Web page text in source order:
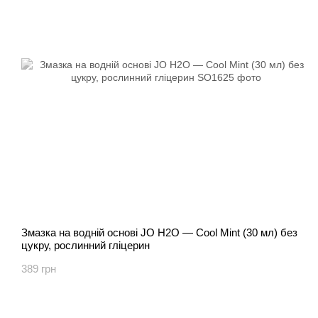
Змазка на водній основі JO H2O — Cool Mint (30 мл) без
цукру, рослинний гліцерин
389 грн